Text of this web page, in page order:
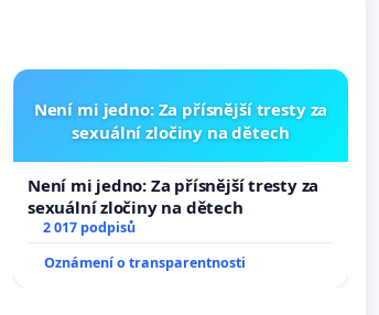
Není mi jedno: Za přísnější tresty za
sexuální zločiny na dětech
Není mi jedno: Za přísnější tresty za
sexuální zločiny na dětech
2 017 podpisů
Oznámení o transparentnosti